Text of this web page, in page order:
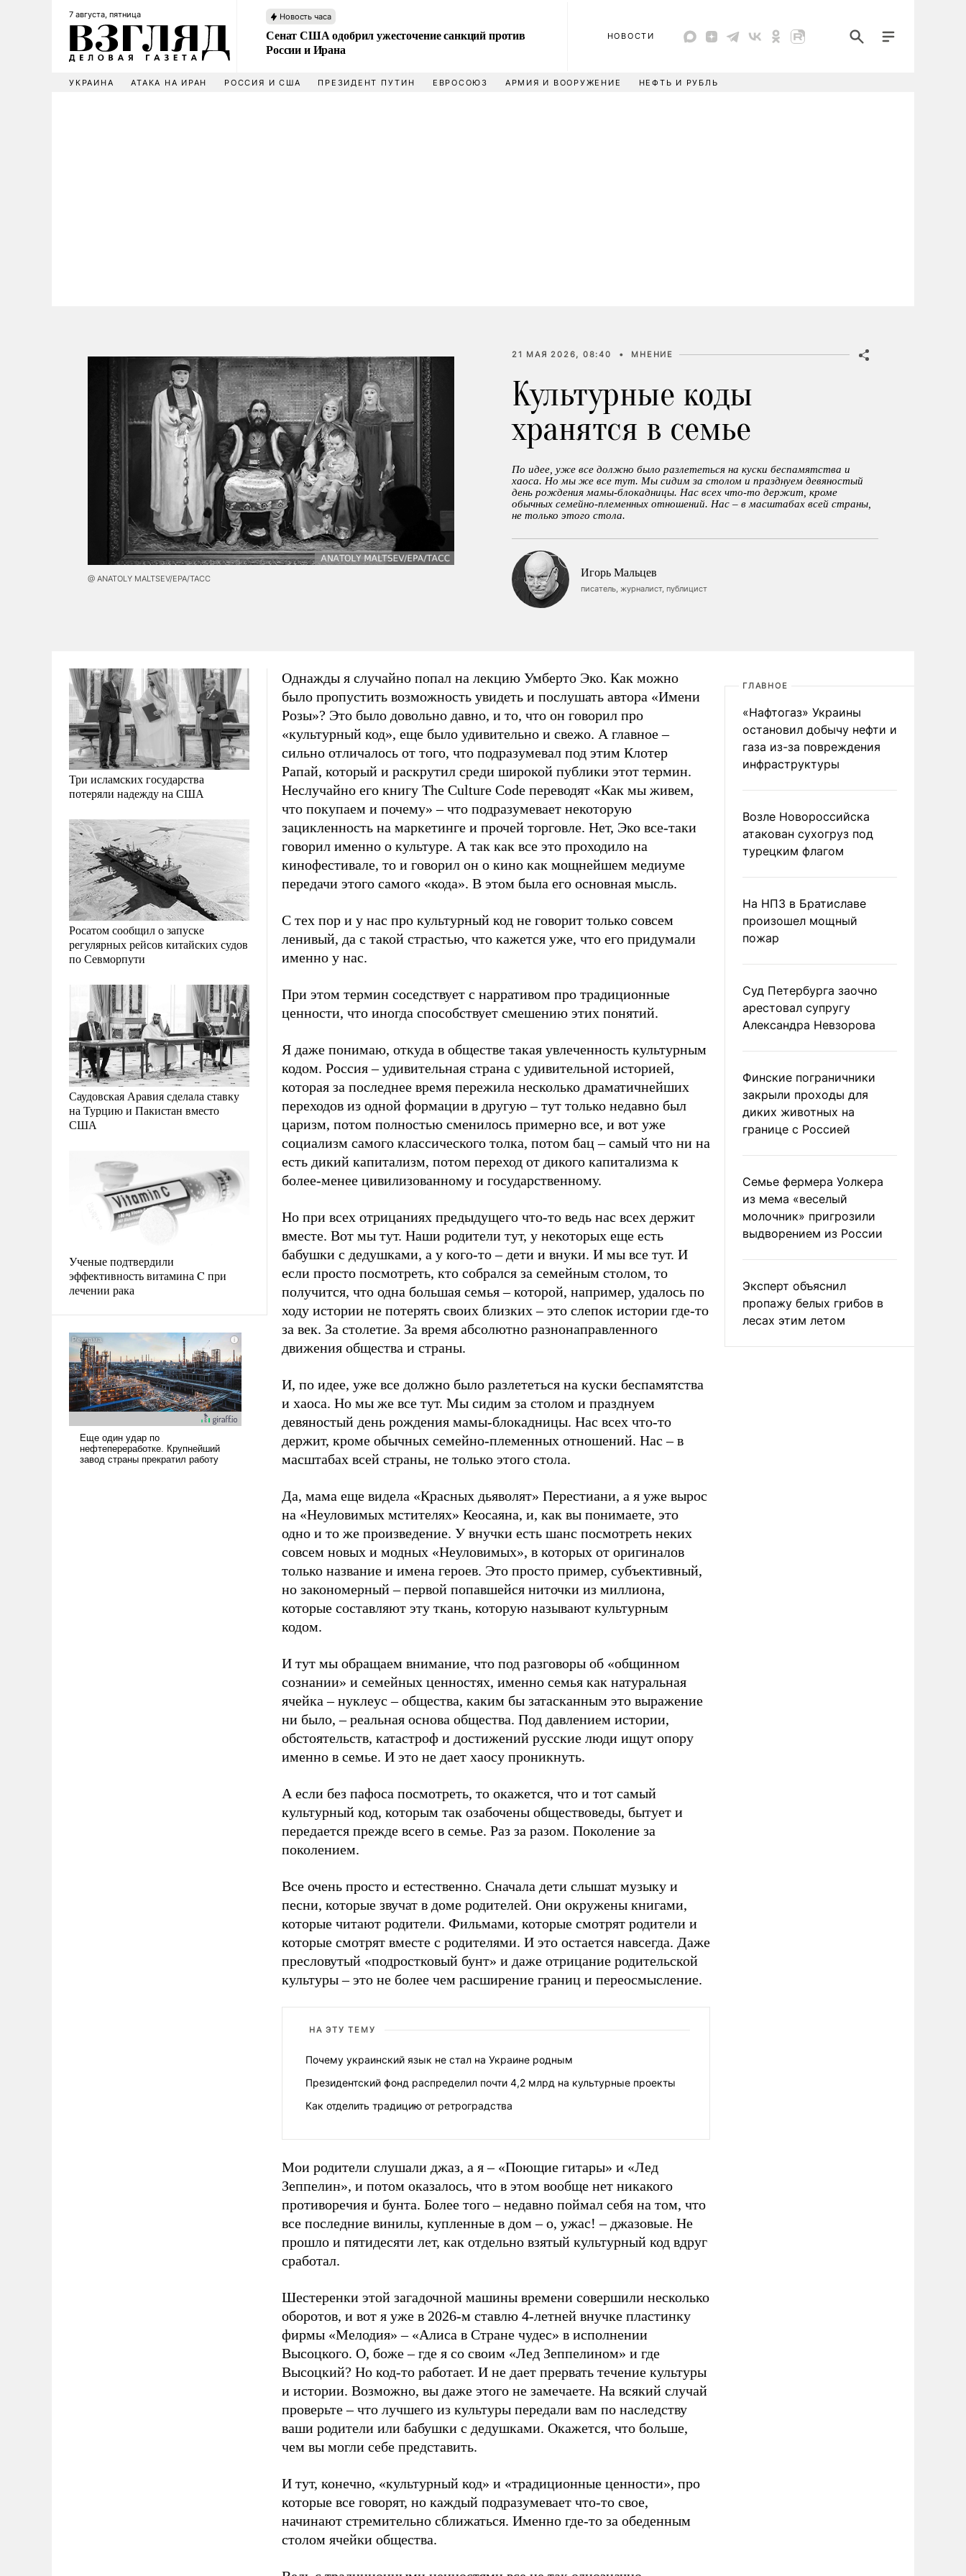
7 августа, пятница Новость часа
Сенат США одобрил ужесточение санкций против
России и Ирана
НОВОСТИ
УКРАИНА АТАКА НА ИРАН РОССИЯ И США ПРЕЗИДЕНТ ПУТИН ЕВРОСОЮЗ АРМИЯ И ВООРУЖЕНИЕ НЕФТЬ И РУБЛЬ
@ ANATOLY MALTSEV/EPA/ТАСС
21 МАЯ 2026, 08:40 • МНЕНИЕ
Культурные коды
хранятся в семье
По идее, уже все должно было разлететься на куски беспамятства и
хаоса. Но мы же все тут. Мы сидим за столом и празднуем девяностый
день рождения мамы-блокадницы. Нас всех что-то держит, кроме
обычных семейно-племенных отношений. Нас – в масштабах всей страны,
не только этого стола.
Игорь Мальцев
писатель, журналист, публицист
Три исламских государства
потеряли надежду на США
Росатом сообщил о запуске
регулярных рейсов китайских судов
по Севморпути
Саудовская Аравия сделала ставку
на Турцию и Пакистан вместо
США
Ученые подтвердили
эффективность витамина C при
лечении рака
Однажды я случайно попал на лекцию Умберто Эко. Как можно
было пропустить возможность увидеть и послушать автора «Имени
Розы»? Это было довольно давно, и то, что он говорил про
«культурный код», еще было удивительно и свежо. А главное –
сильно отличалось от того, что подразумевал под этим Клотер
Рапай, который и раскрутил среди широкой публики этот термин.
Неслучайно его книгу The Culture Code переводят «Как мы живем,
что покупаем и почему» – что подразумевает некоторую
зацикленность на маркетинге и прочей торговле. Нет, Эко все-таки
говорил именно о культуре. А так как все это проходило на
кинофестивале, то и говорил он о кино как мощнейшем медиуме
передачи этого самого «кода». В этом была его основная мысль.
С тех пор и у нас про культурный код не говорит только совсем
ленивый, да с такой страстью, что кажется уже, что его придумали
именно у нас.
При этом термин соседствует с нарративом про традиционные
ценности, что иногда способствует смешению этих понятий.
Я даже понимаю, откуда в обществе такая увлеченность культурным
кодом. Россия – удивительная страна с удивительной историей,
которая за последнее время пережила несколько драматичнейших
переходов из одной формации в другую – тут только недавно был
царизм, потом полностью сменилось примерно все, и вот уже
социализм самого классического толка, потом бац – самый что ни на
есть дикий капитализм, потом переход от дикого капитализма к
более-менее цивилизованному и государственному.
Но при всех отрицаниях предыдущего что-то ведь нас всех держит
вместе. Вот мы тут. Наши родители тут, у некоторых еще есть
бабушки с дедушками, а у кого-то – дети и внуки. И мы все тут. И
если просто посмотреть, кто собрался за семейным столом, то
получится, что одна большая семья – которой, например, удалось по
ходу истории не потерять своих близких – это слепок истории где-то
за век. За столетие. За время абсолютно разнонаправленного
движения общества и страны.
И, по идее, уже все должно было разлететься на куски беспамятства
и хаоса. Но мы же все тут. Мы сидим за столом и празднуем
девяностый день рождения мамы-блокадницы. Нас всех что-то
держит, кроме обычных семейно-племенных отношений. Нас – в
масштабах всей страны, не только этого стола.
Да, мама еще видела «Красных дьяволят» Перестиани, а я уже вырос
на «Неуловимых мстителях» Кеосаяна, и, как вы понимаете, это
одно и то же произведение. У внучки есть шанс посмотреть неких
совсем новых и модных «Неуловимых», в которых от оригиналов
только название и имена героев. Это просто пример, субъективный,
но закономерный – первой попавшейся ниточки из миллиона,
которые составляют эту ткань, которую называют культурным
кодом.
И тут мы обращаем внимание, что под разговоры об «общинном
сознании» и семейных ценностях, именно семья как натуральная
ячейка – нуклеус – общества, каким бы затасканным это выражение
ни было, – реальная основа общества. Под давлением истории,
обстоятельств, катастроф и достижений русские люди ищут опору
именно в семье. И это не дает хаосу проникнуть.
А если без пафоса посмотреть, то окажется, что и тот самый
культурный код, которым так озабочены обществоведы, бытует и
передается прежде всего в семье. Раз за разом. Поколение за
поколением.
Все очень просто и естественно. Сначала дети слышат музыку и
песни, которые звучат в доме родителей. Они окружены книгами,
которые читают родители. Фильмами, которые смотрят родители и
которые смотрят вместе с родителями. И это остается навсегда. Даже
пресловутый «подростковый бунт» и даже отрицание родительской
культуры – это не более чем расширение границ и переосмысление.
НА ЭТУ ТЕМУ
Почему украинский язык не стал на Украине родным
Президентский фонд распределил почти 4,2 млрд на культурные проекты
Как отделить традицию от ретроградства
Мои родители слушали джаз, а я – «Поющие гитары» и «Лед
Зеппелин», и потом оказалось, что в этом вообще нет никакого
противоречия и бунта. Более того – недавно поймал себя на том, что
все последние винилы, купленные в дом – о, ужас! – джазовые. Не
прошло и пятидесяти лет, как отдельно взятый культурный код вдруг
сработал.
Шестеренки этой загадочной машины времени совершили несколько
оборотов, и вот я уже в 2026-м ставлю 4-летней внучке пластинку
фирмы «Мелодия» – «Алиса в Стране чудес» в исполнении
Высоцкого. О, боже – где я со своим «Лед Зеппелином» и где
Высоцкий? Но код-то работает. И не дает прервать течение культуры
и истории. Возможно, вы даже этого не замечаете. На всякий случай
проверьте – что лучшего из культуры передали вам по наследству
ваши родители или бабушки с дедушками. Окажется, что больше,
чем вы могли себе представить.
И тут, конечно, «культурный код» и «традиционные ценности», про
которые все говорят, но каждый подразумевает что-то свое,
начинают стремительно сближаться. Именно где-то за обеденным
столом ячейки общества.
ГЛАВНОЕ
«Нафтогаз» Украины
остановил добычу нефти и
газа из-за повреждения
инфраструктуры
Возле Новороссийска
атакован сухогруз под
турецким флагом
На НПЗ в Братиславе
произошел мощный
пожар
Суд Петербурга заочно
арестовал супругу
Александра Невзорова
Финские пограничники
закрыли проходы для
диких животных на
границе с Россией
Семье фермера Уолкера
из мема «веселый
молочник» пригрозили
выдворением из России
Эксперт объяснил
пропажу белых грибов в
лесах этим летом